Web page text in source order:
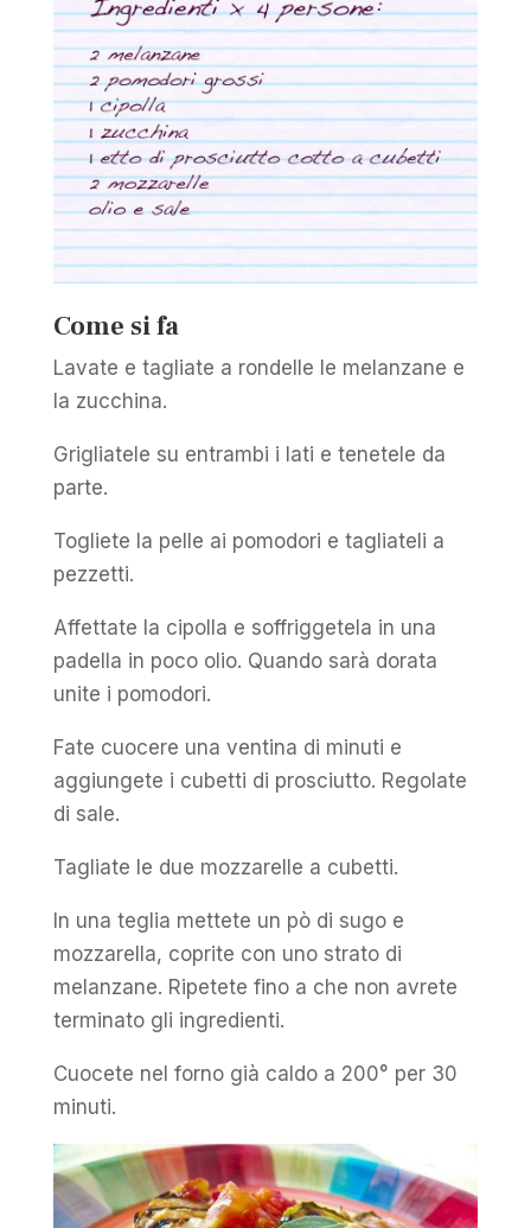
Come si fa
Lavate e tagliate a rondelle le melanzane e
la zucchina.
Grigliatele su entrambi i lati e tenetele da
parte.
Togliete la pelle ai pomodori e tagliateli a
pezzetti.
Affettate la cipolla e soffriggetela in una
padella in poco olio. Quando sarà dorata
unite i pomodori.
Fate cuocere una ventina di minuti e
aggiungete i cubetti di prosciutto. Regolate
di sale.
Tagliate le due mozzarelle a cubetti.
In una teglia mettete un pò di sugo e
mozzarella, coprite con uno strato di
melanzane. Ripetete fino a che non avrete
terminato gli ingredienti.
Cuocete nel forno già caldo a 200° per 30
minuti.